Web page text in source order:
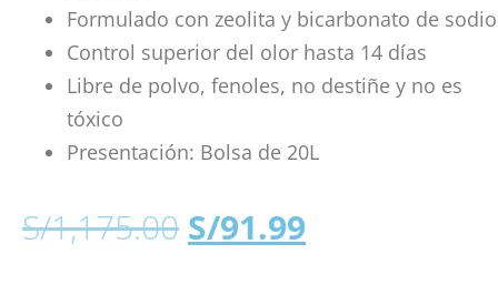
Formulado con zeolita y bicarbonato de sodio
Control superior del olor hasta 14 días
Libre de polvo, fenoles, no destiñe y no es
tóxico
Presentación: Bolsa de 20L
S/1,175.00 S/91.99